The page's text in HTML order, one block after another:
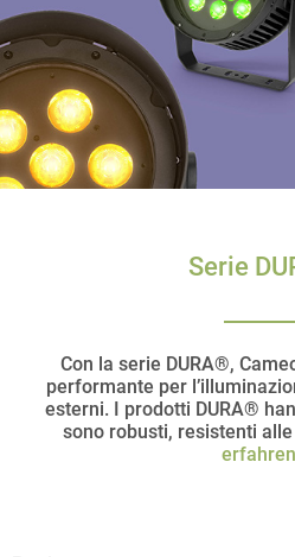
Serie
Con la serie DURA®,
performante per
esterni. I prodotti DURA®
sono robusti, resistenti